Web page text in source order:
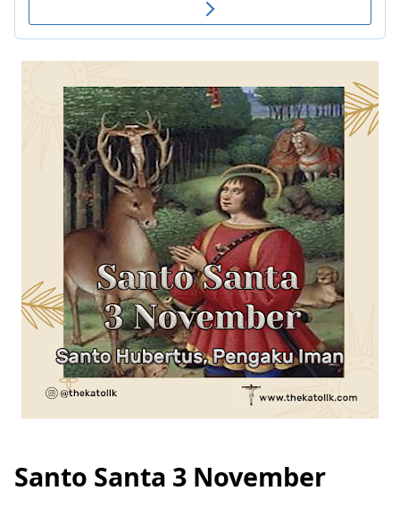
Santo Santa 3 November